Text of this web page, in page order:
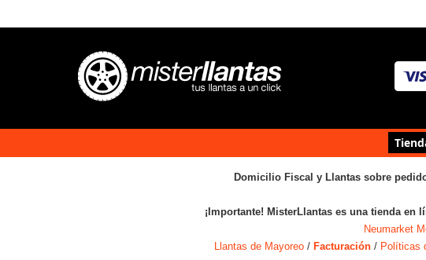
Domicilio Fiscal y Llantas sobre
¡Importante! MisterLlantas es una tienda
Neumarket
Llantas de Mayoreo/ Facturación/ Políticas